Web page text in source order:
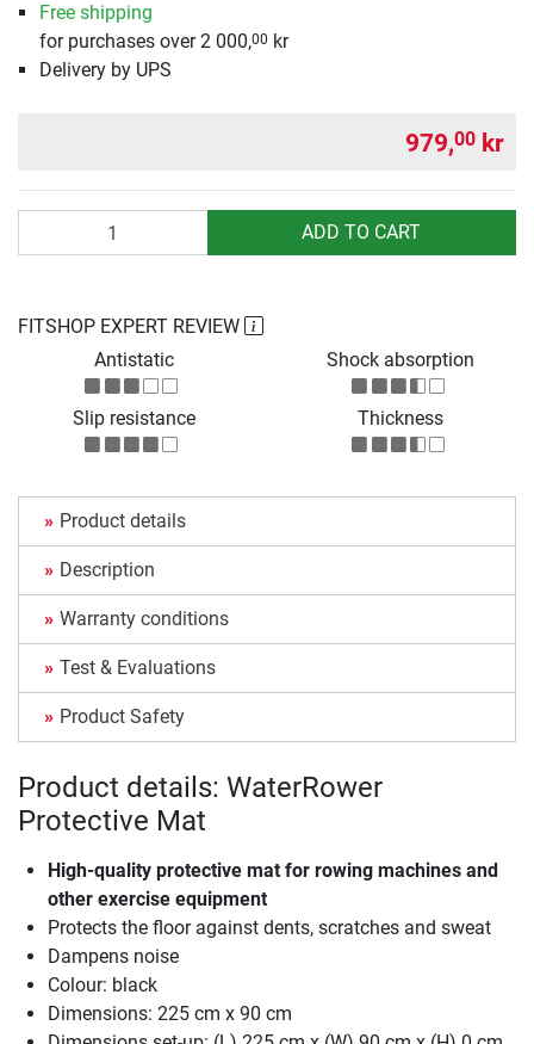
Free shipping
for purchases over 2 000,00 kr
Delivery by UPS
979,00 kr
ADD TO CART
FITSHOP EXPERT REVIEW
Antistatic
Shock absorption
Slip resistance Thickness
Product details
Description
Warranty conditions
Test & Evaluations
Product Safety
Product details: WaterRower
Protective Mat
High-quality protective mat for rowing machines and
other exercise equipment
Protects the floor against dents, scratches and sweat
Dampens noise
Colour: black
Dimensions: 225 cm x 90 cm